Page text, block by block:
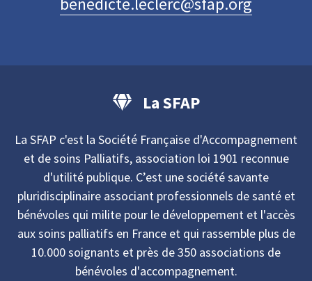
La SFAP
La SFAP c'est la Société Française d'Accompagnement
et de soins Palliatifs, association loi 1901 reconnue
d'utilité publique. C’est une société savante
pluridisciplinaire associant professionnels de santé et
bénévoles qui milite pour le développement et l'accès
aux soins palliatifs en France et qui rassemble plus de
10.000 soignants et près de 350 associations de
bénévoles d'accompagnement.